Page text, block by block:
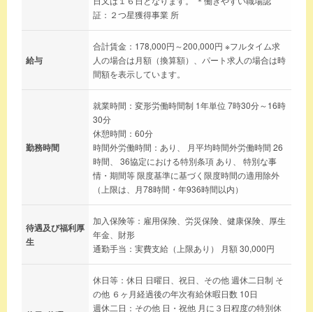
証：２つ星獲得事業 所
給与
合計賃金：178,000円～200,000円 ※フルタイム求
人の場合は月額（換算額）、パート求人の場合は時
間額を表示しています。
勤務時間
就業時間：変形労働時間制 1年単位 7時30分～16時
30分
休憩時間：60分
時間外労働時間：あり、 月平均時間外労働時間 26
時間、 36協定における特別条項 あり、 特別な事
情・期間等 限度基準に基づく限度時間の適用除外
（上限は、月78時間・年936時間以内）
待遇及び福利厚
生
加入保険等：雇用保険、労災保険、健康保険、厚生
年金、財形
通勤手当：実費支給（上限あり） 月額 30,000円
休日等：休日 日曜日、祝日、その他 週休二日制 そ
の他 ６ヶ月経過後の年次有給休暇日数 10日
週休二日：その他 日・祝他 月に３日程度の特別休